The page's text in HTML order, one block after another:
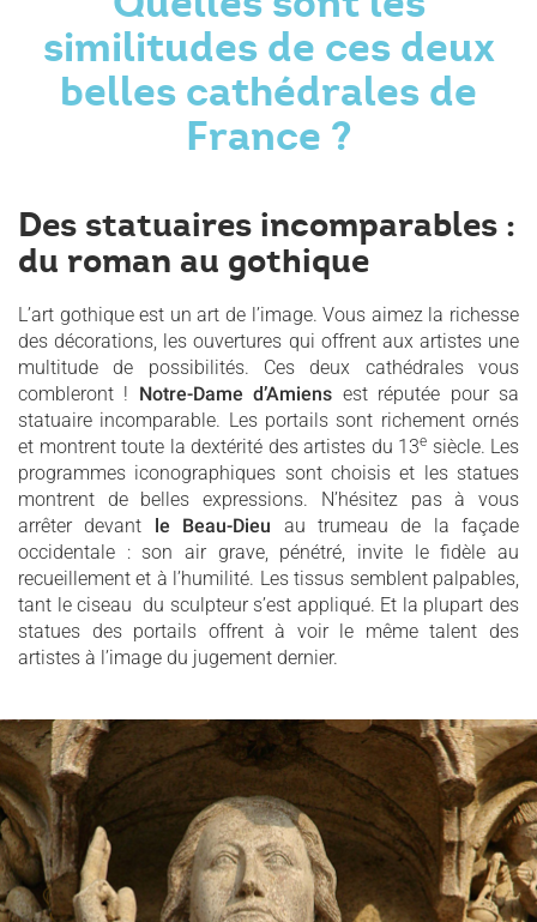
similitudes de ces deux
belles cathédrales de
France ?
Des statuaires incomparables :
du roman au gothique
L’art gothique est un art de l’image. Vous aimez la richesse
des décorations, les ouvertures qui offrent aux artistes une
multitude de possibilités. Ces deux cathédrales vous
combleront ! Notre-Dame d’Amiens est réputée pour sa
statuaire incomparable. Les portails sont richement ornés
et montrent toute la dextérité des artistes du 13e siècle. Les
programmes iconographiques sont choisis et les statues
montrent de belles expressions. N’hésitez pas à vous
arrêter devant le Beau-Dieu au trumeau de la façade
occidentale : son air grave, pénétré, invite le fidèle au
recueillement et à l’humilité. Les tissus semblent palpables,
tant le ciseau du sculpteur s’est appliqué. Et la plupart des
statues des portails offrent à voir le même talent des
artistes à l’image du jugement dernier.